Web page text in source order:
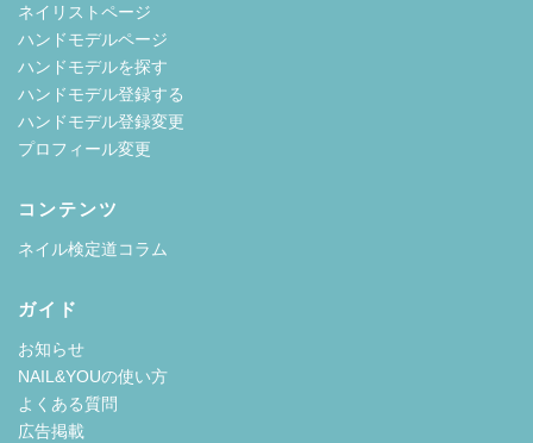
ネイリストページ
ハンドモデルページ
ハンドモデルを探す
ハンドモデル登録する
ハンドモデル登録変更
プロフィール変更
コンテンツ
ネイル検定道コラム
ガイド
お知らせ
NAIL&YOUの使い方
よくある質問
広告掲載